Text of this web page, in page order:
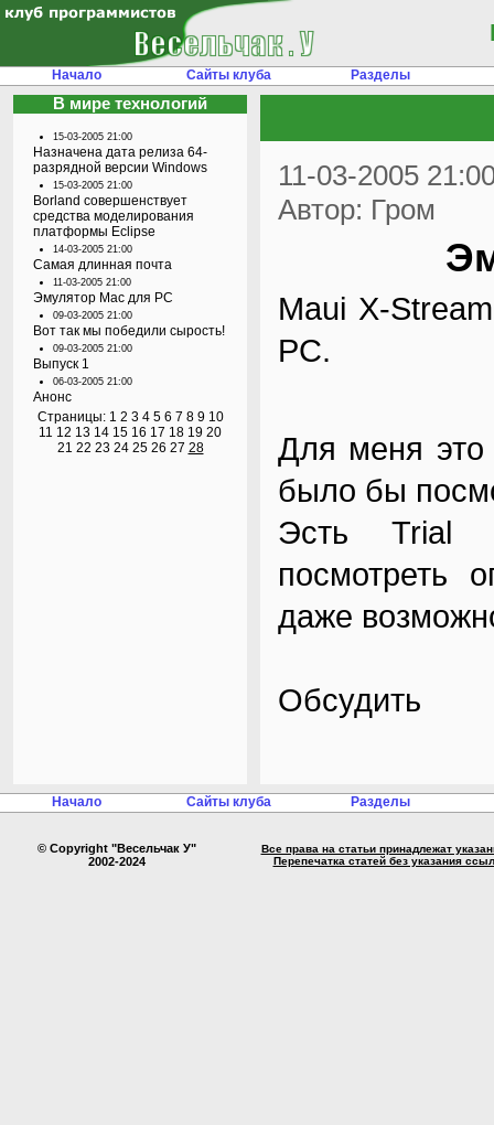
Начало Сайты клуба Разделы
В мире технологий
15-03-2005 21:00
Назначена дата релиза 64-
разрядной версии Windows
15-03-2005 21:00
Borland совершенствует
средства моделирования
платформы Eclipse
14-03-2005 21:00
Самая длинная почта
11-03-2005 21:00
Эмулятор Mac для PC
09-03-2005 21:00
Вот так мы победили сырость!
09-03-2005 21:00
Выпуск 1
06-03-2005 21:00
Анонс
Страницы: 1 2 3 4 5 6 7 8 9 10
11 12 13 14 15 16 17 18 19 20
21 22 23 24 25 26 27 28
11-03-2005
Автор: Гром
Maui X-
PC.
Для меня это
было бы
Эсть Trial
посмотреть
даже
Обсудить
Начало Сайты клуба Разделы
© Copyright "Весельчак У"
2002-2024
Все права на статьи принадлежат
Перепечатка статей без указания